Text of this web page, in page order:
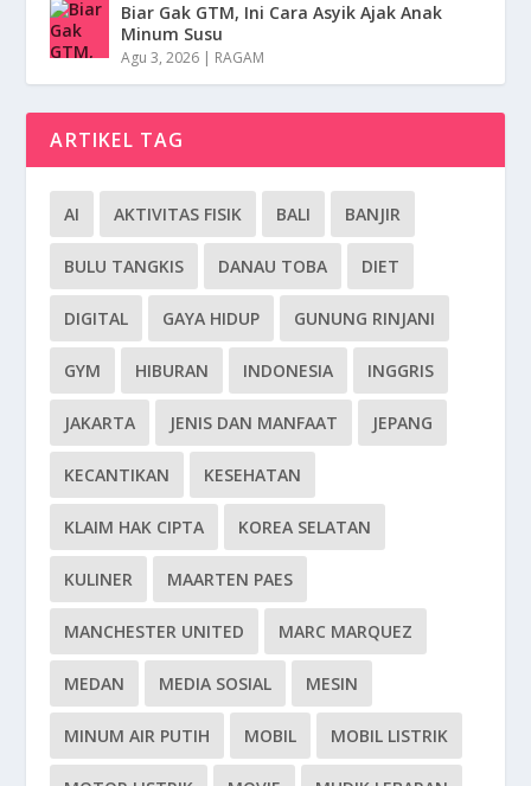
Biar Gak GTM, Ini Cara Asyik Ajak Anak
Minum Susu
Agu 3, 2026 | RAGAM
ARTIKEL TAG
AI AKTIVITAS FISIK BALI BANJIR
BULU TANGKIS DANAU TOBA DIET
DIGITAL GAYA HIDUP GUNUNG RINJANI
GYM HIBURAN INDONESIA INGGRIS
JAKARTA JENIS DAN MANFAAT JEPANG
KECANTIKAN KESEHATAN
KLAIM HAK CIPTA KOREA SELATAN
KULINER MAARTEN PAES
MANCHESTER UNITED MARC MARQUEZ
MEDAN MEDIA SOSIAL MESIN
MINUM AIR PUTIH MOBIL MOBIL LISTRIK